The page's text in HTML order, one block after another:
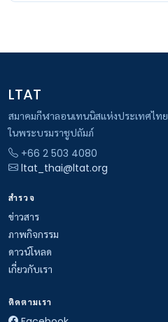
LTAT
สมาคมกีฬาลอนเทนนิสแห่งประเทศไทย
ในพระบรมราชูปถัมภ์
+66 2 503 4080
ltat_thai@ltat.org
สำรวจ
ข่าวสาร
ภาพกิจกรรม
ดาวน์โหลด
เกี่ยวกับเรา
ติดตามเรา